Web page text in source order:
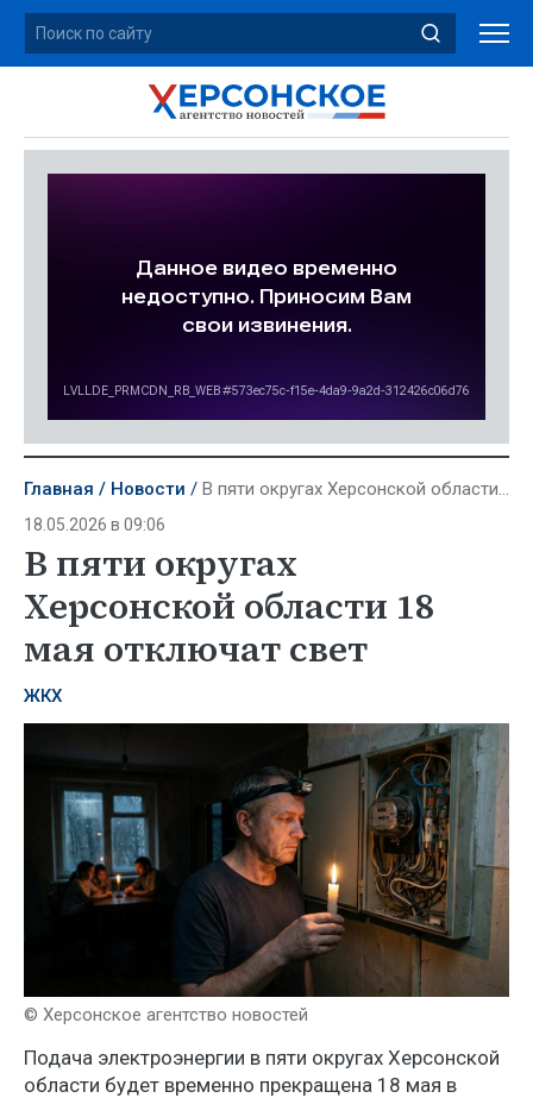
Главная Новости В пяти округах Херсонской области 18 мая отключат свет
18.05.2026 в 09:06
В пяти округах
Херсонской области 18
мая отключат свет
ЖКХ
© Херсонское агентство новостей
Подача электроэнергии в пяти округах Херсонской
области будет временно прекращена 18 мая в